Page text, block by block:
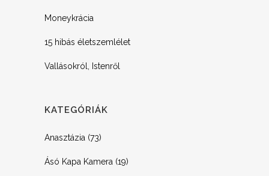
Moneykrácia
15 hibás életszemlélet
Vallásokról, Istenről
KATEGÓRIÁK
Anasztázia (73)
Ásó Kapa Kamera (19)